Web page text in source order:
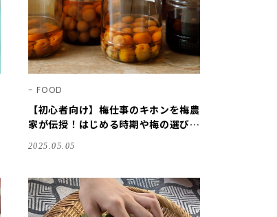
FOOD
【初心者向け】梅仕事のキホンを梅農
家が伝授！はじめる時期や梅の選び
干しレシピなど徹底ガイド
2025.05.05